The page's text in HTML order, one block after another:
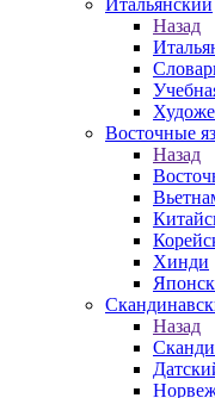
Итальянский
Назад
Восточные
Назад
Хинди
Назад